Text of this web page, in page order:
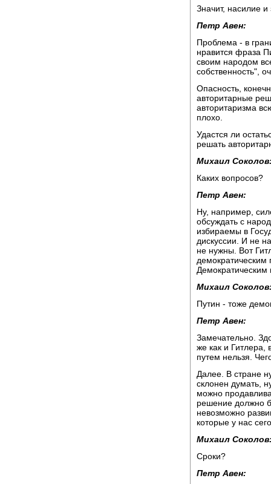
Значит, насилие и
Петр Авен:
Проблема - в
нравится фраза
своим народом
собственность",
Опасность,
авторитарные
авторитаризма
плохо.
Удастся ли
решать
Михаил
Каких вопросов?
Петр Авен:
Ну, например,
обсуждать с
избираемы в
дискуссии. И не
не нужны. Вот
демократическим
Демократическим
Михаил
Путин - тоже
Петр Авен:
Замечательно.
же как и
путем нельзя.
Далее. В стране
склонен думать,
можно
решение должно
невозможно
которые у нас
Михаил
Сроки?
Петр Авен: